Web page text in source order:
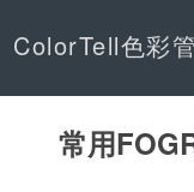
ColorTell色彩
常用